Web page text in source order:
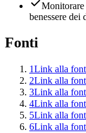
benessere dei
Fonti
1Link alla
2Link alla
3Link alla
4Link alla
5Link alla
6Link alla